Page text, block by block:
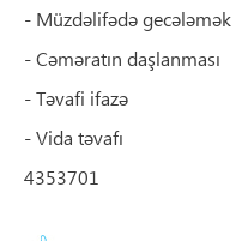
- Müzdəlifədə gecələmək
- Cəməratın daşlanması
- Təvafi ifazə
- Vida təvafı
4353701